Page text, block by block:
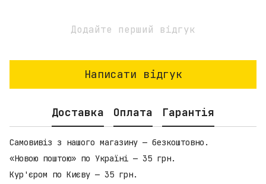
Додайте перший відгук
Написати відгук
Доставка Оплата Гарантія
Самовивіз з нашого магазину — безкоштовно.
«Новою поштою» по Україні — 35 грн.
Кур'єром по Києву — 35 грн.